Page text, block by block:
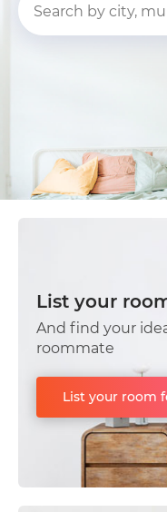
List your
And find your
roommate
List your room